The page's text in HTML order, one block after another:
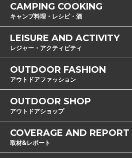
CAMPING COOKING
キャンプ料理・レシピ・酒
LEISURE AND ACTIVITY
レジャー・アクティビティ
OUTDOOR FASHION
アウトドアファッション
OUTDOOR SHOP
アウトドアショップ
COVERAGE AND REPORT
取材&レポート